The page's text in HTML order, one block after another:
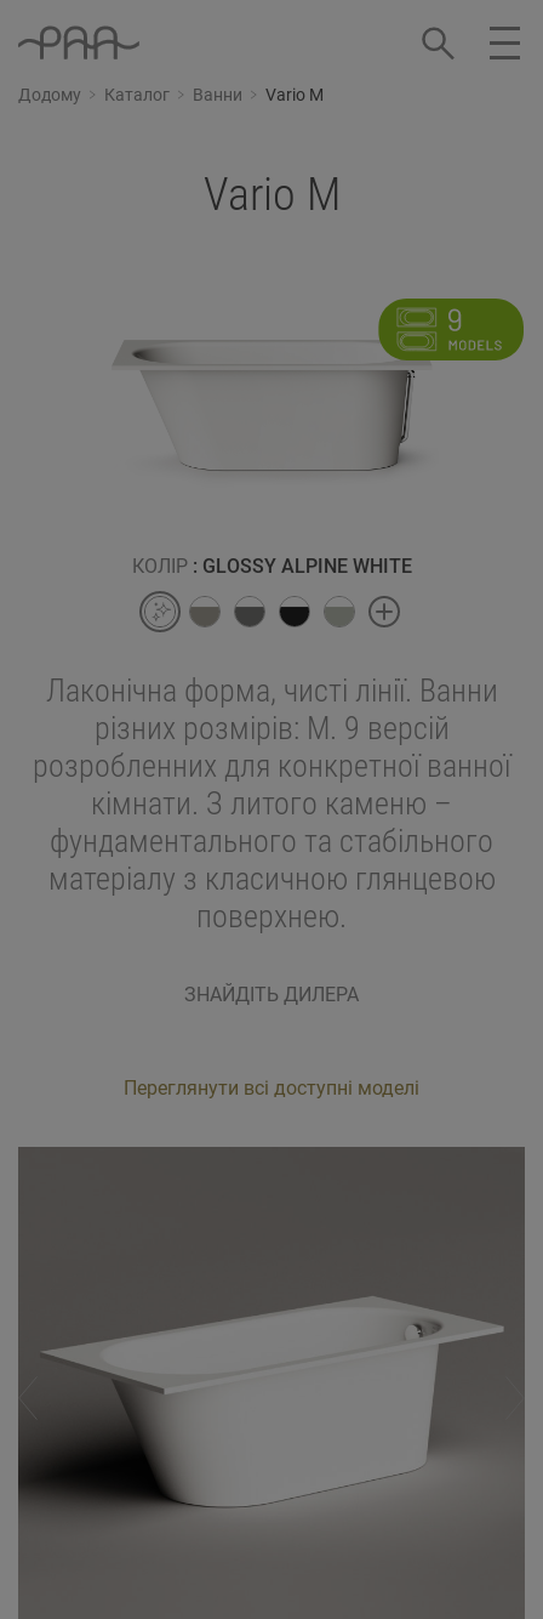
Додому Каталог Ванни Vario M
Vario M
КОЛІР : GLOSSY ALPINE WHITE
Лаконічна форма, чисті лінії. Ванни
різних розмірів: M. 9 версій
розробленних для конкретної ванної
кімнати. З литого каменю –
фундаментального та стабільного
матеріалу з класичною глянцевою
поверхнею.
ЗНАЙДІТЬ ДИЛЕРА
Переглянути всі доступні моделі